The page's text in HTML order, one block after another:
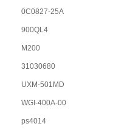
0C0827-25A
900QL4
M200
31030680
UXM-501MD
WGI-400A-00
ps4014